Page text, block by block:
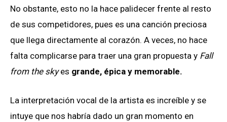
No obstante, esto no la hace palidecer frente al resto
de sus competidores, pues es una canción preciosa
que llega directamente al corazón. A veces, no hace
falta complicarse para traer una gran propuesta y Fall
from the skyes grande, épica y memorable.
La interpretación vocal de la artista es increíble y se
intuye que nos habría dado un gran momento en